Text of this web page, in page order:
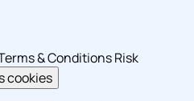
& ConditionsRisk
cookies